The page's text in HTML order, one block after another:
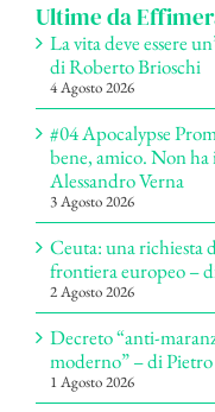
Ultime da
La vita deve essere
di Roberto Brioschi
4 Agosto 2026
#04 Apocalypse
bene, amico. Non
Alessandro Verna
3 Agosto 2026
Ceuta: una richiesta
frontiera europeo –
2 Agosto 2026
Decreto “anti-
moderno” – di
1 Agosto 2026